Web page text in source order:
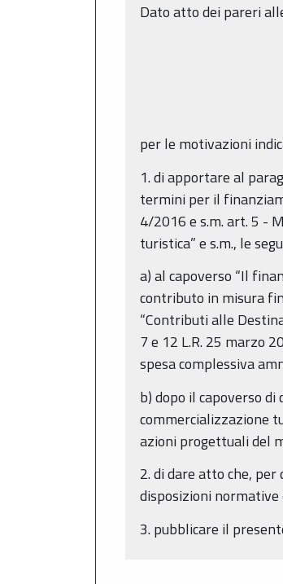
Dato atto dei pareri
per le motivazioni
1. di apportare al
termini per il
4/2016 e s.m. art. 5 -
turistica” e s.m., le
a) al capoverso “Il
contributo in misura
“Contributi alle
7 e 12 L.R. 25 marzo
spesa complessiva
b) dopo il capoverso
commercializzazione
azioni progettuali del
2. di dare atto che,
disposizioni
3. pubblicare il